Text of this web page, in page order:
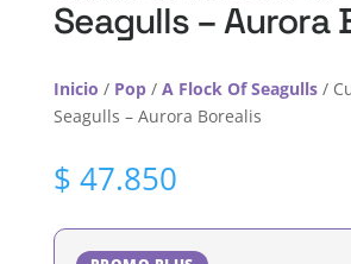
Seagulls – Aurora
Inicio / Pop/ A Flock Of Seagulls/
Seagulls – Aurora Borealis
$ 47.850